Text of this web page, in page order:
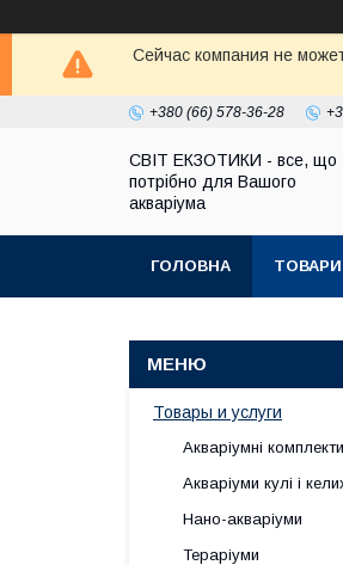
Сейчас компания не
+380 (66) 578-36-28
СВІТ ЕКЗОТИКИ - все, що
потрібно для Вашого
акваріума
ГОЛОВНА ТОВАРИ
Товары и услуги
Акваріумні комплекти
Акваріуми кулі і
Нано-акваріуми
Тераріуми